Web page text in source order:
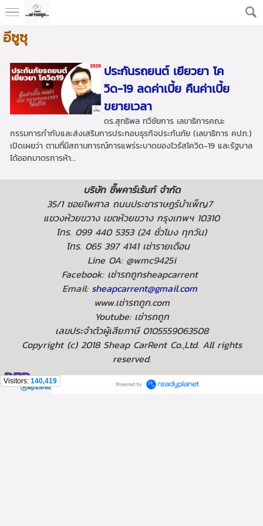
อีซูซุ
ประกันรถยนต์ เยียวยา โค
วิด-19 ลดค่าเบี้ย คืนค่าเบี้ย
ขยายเวลา
ดร.สุทธิพล ทวีชัยการ เลขาธิการคณะ
กรรมการกำกับและส่งเสริมการประกอบธุรกิจประกันภัย (เลขาธิการ คปภ.)
เปิดเผยว่า ตามที่มีสถานการณ์การแพร่ระบาดของไวรัสโควิด-19 และรัฐบาล
ได้ออกมาตรการห้า...
บริษัท ชี๊พคาร์เร้นท์ จำกัด
35/1 ซอยไพศาล ถนนประชาราษฎร์บำเพ็ญ7
แขวงห้วยขวาง เขตห้วยขวาง กรุงเทพฯ 10310
โทร. 099 440 5353 (24 ชั่วโมง ทุกวัน)
โทร. 065 397 4141 เช่ารายเดือน
Line OA: @wmc9425i
Facebook: เช่ารถถูกsheapcarrent
Email: sheapcarrent@gmail.com
www.เช่ารถถูก.com
Youtube: เช่ารถถูก
เลขประจำตัวผู้เสียภาษี 0105559063508
Copyright (c) 2018 Sheap CarRent Co.,Ltd. All rights
reserved.
Visitors: 140,419